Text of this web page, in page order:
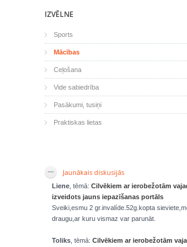
IZVĒLNE
Sports
Mācības
Ceļošana
Vide sabiedrība
Pasākumi, tusiņi
Praktiskas lietas
Jaunākais diskusijās
Liene , tēmā: Cilvēkiem ar ierobežotām
izveidots jauns iepazīšanas portāls
Sveiki,esmu 2 gr.invalíde.52g.kopta
draugu,ar kuru vismaz var parunāt.
Toliks , tēmā: Cilvēkiem ar ierobežotām